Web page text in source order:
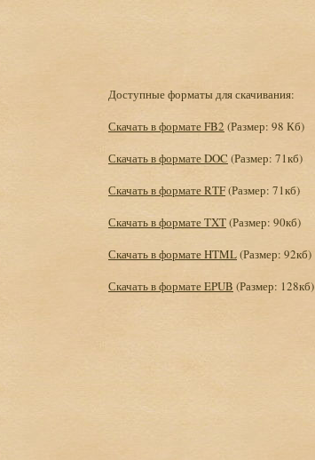
Доступные форматы для скачивания:
Скачать в формате FB2 (Размер: 98 Кб)
Скачать в формате DOC (Размер: 71кб)
Скачать в формате RTF(Размер: 71кб)
Скачать в формате TXT(Размер: 90кб)
Скачать в формате HTML(Размер: 92кб)
Скачать в формате EPUB (Размер: 128кб)